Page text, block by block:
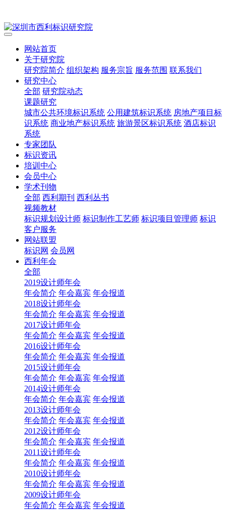
网站首页
关于研究院
研究院简介 组织架构 服务宗旨 服务范围 联系我们
研究中心
全部 研究院动态
课题研究
城市公共环境标识系统 公用建筑标识系统 房地产项目标
识系统 商业地产标识系统 旅游景区标识系统 酒店标识
系统
专家团队
标识资讯
培训中心
会员中心
学术刊物
全部 西利期刊 西利丛书
视频教材
标识规划设计师 标识制作工艺师 标识项目管理师 标识
客户服务
网站联盟
标识网 会员网
西利年会
全部
2019设计师年会
年会简介 年会嘉宾 年会报道
2018设计师年会
年会简介 年会嘉宾 年会报道
2017设计师年会
年会简介 年会嘉宾 年会报道
2016设计师年会
年会简介 年会嘉宾 年会报道
2015设计师年会
年会简介 年会嘉宾 年会报道
2014设计师年会
年会简介 年会嘉宾 年会报道
2013设计师年会
年会简介 年会嘉宾 年会报道
2012设计师年会
年会简介 年会嘉宾 年会报道
2011设计师年会
年会简介 年会嘉宾 年会报道
2010设计师年会
年会简介 年会嘉宾 年会报道
2009设计师年会
年会简介 年会嘉宾 年会报道